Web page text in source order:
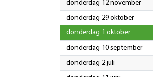
donderdag 12 november2026
donderdag 29 oktober2026
donderdag 1 oktober2026
donderdag 10 september2026
donderdag 2 juli